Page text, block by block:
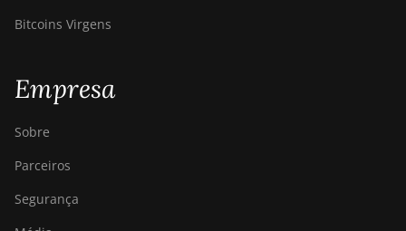
Bitcoins Virgens
Empresa
Sobre
Parceiros
Segurança